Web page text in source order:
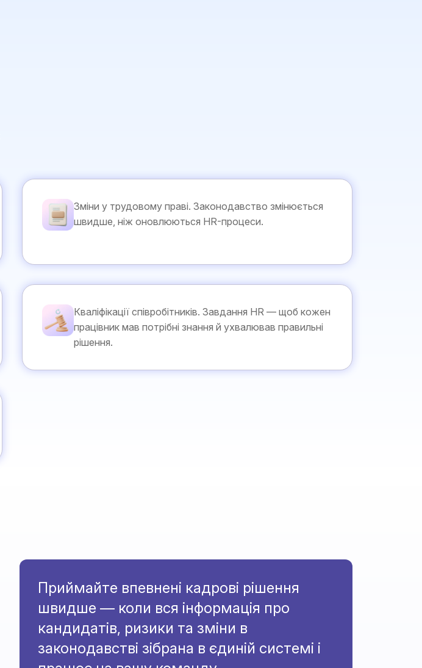
Зміни у трудовому праві. Законодавство змінюється
швидше, ніж оновлюються HR-процеси.
Кваліфікації співробітників. Завдання HR — щоб кожен
працівник мав потрібні знання й ухвалював правильні
рішення.
Приймайте впевнені кадрові рішення
швидше — коли вся інформація про
кандидатів, ризики та зміни в
законодавстві зібрана в єдиній системі і